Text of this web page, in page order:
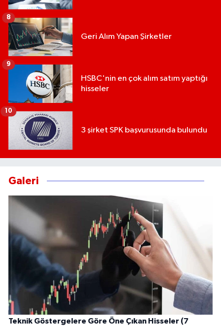
Geri Alım Yapan Şirketler
8
HSBC'nin en çok alım satım yaptığı
hisseler
9
3 şirket SPK başvurusunda bulundu
10
Galeri
Teknik Göstergelere Göre Öne Çıkan Hisseler (7